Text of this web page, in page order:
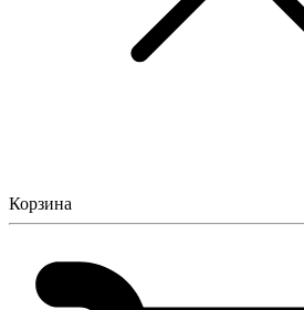
Корзина